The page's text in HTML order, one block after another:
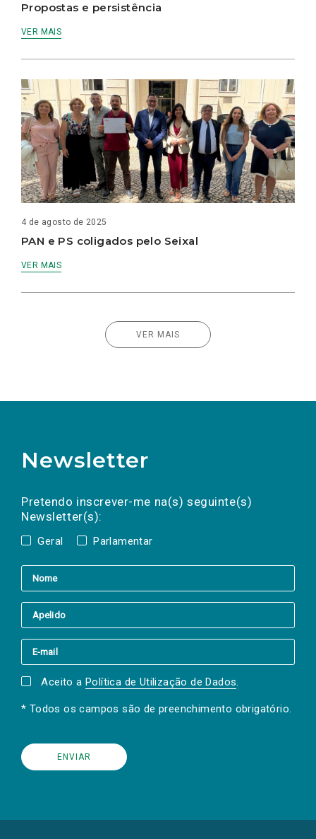
Propostas e persistência
VER MAIS
4 de agosto de 2025
PAN e PS coligados pelo Seixal
VER MAIS
VER MAIS
Newsletter
Pretendo inscrever-me na(s) seguinte(s)
Newsletter(s):
Geral Parlamentar
a(s) newsletter(s).
mail
Aceito a Política de Utilização de Dados.
* Todos os campos são de preenchimento obrigatório.